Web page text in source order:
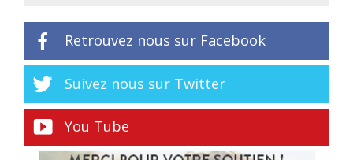
Retrouvez nous sur Facebook
Suivez nous sur Twitter
You Tube